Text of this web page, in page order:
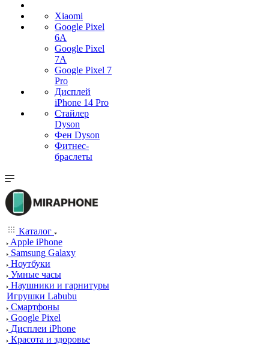
Xiaomi
Google Pixel
6A
Google Pixel
7А
Google Pixel 7
Pro
Дисплей
iPhone 14 Pro
Стайлер
Dyson
Фен Dyson
Фитнес-
браслеты
Каталог
Apple iPhone
Samsung Galaxy
Ноутбуки
Умные часы
Наушники и гарнитуры
Игрушки Labubu
Смартфоны
Google Pixel
Дисплеи iPhone
Красота и здоровье